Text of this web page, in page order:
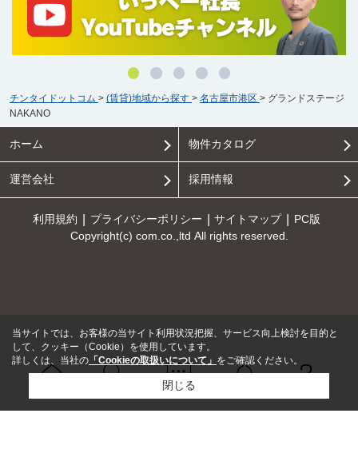
問い合せ
チンタイドットコム > (賃貸)地域から探す > 名古屋市港区 > グランドステージ
NAKANO
ホーム 物件カタログ
運営会社 採用情報
利用規約 プライバシーポリシー サイトマップ
PC版
Copyright(c) com.co.,ltd All rights reserved.
当サイトでは、お客様の当サイト利用状況把握、サービス向上検討を目的と
して、クッキー（Cookie）を使用しています。
詳しくは、当社の 「Cookieの取扱いについて」 をご確認ください。
閉じる